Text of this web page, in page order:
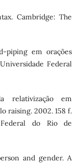
Cambridge: The
piping em orações
Federal
relativização em
raising. 2002. 158 f.
Federal do Rio de
and gender. A